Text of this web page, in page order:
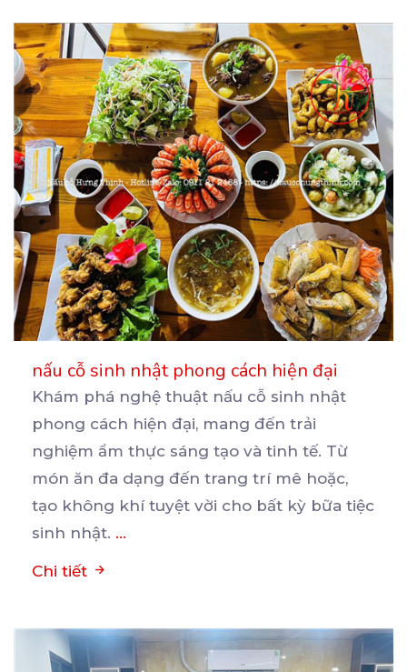
nấu cỗ sinh nhật phong cách hiện đại
Khám phá nghệ thuật nấu cỗ sinh nhật
phong cách hiện đại, mang đến trải
nghiệm ẩm thực sáng tạo và tinh tế. Từ
món ăn đa dạng đến trang trí mê hoặc,
tạo không khí tuyệt vời cho bất kỳ bữa tiệc
sinh nhật. ...
Chi tiết